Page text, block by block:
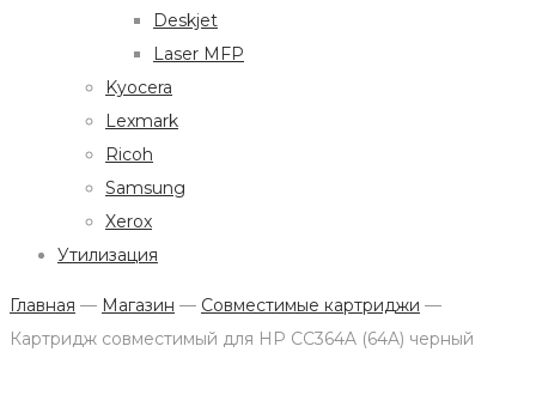
Deskjet
Laser MFP
Kyocera
Lexmark
Ricoh
Samsung
Xerox
Утилизация
Главная — Магазин — Совместимые картриджи —
Картридж совместимый для HP CC364A (64A) черный